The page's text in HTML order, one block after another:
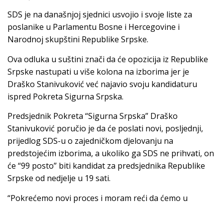
SDS je na današnjoj sjednici usvojio i svoje liste za
poslanike u Parlamentu Bosne i Hercegovine i
Narodnoj skupštini Republike Srpske.
Ova odluka u suštini znači da će opozicija iz Republike
Srpske nastupati u više kolona na izborima jer je
Draško Stanivuković već najavio svoju kandidaturu
ispred Pokreta Sigurna Srpska.
Predsjednik Pokreta “Sigurna Srpska” Draško
Stanivuković poručio je da će poslati novi, posljednji,
prijedlog SDS-u o zajedničkom djelovanju na
predstojećim izborima, a ukoliko ga SDS ne prihvati, on
će “99 posto” biti kandidat za predsjednika Republike
Srpske od nedjelje u 19 sati.
“Pokrećemo novi proces i moram reći da ćemo u